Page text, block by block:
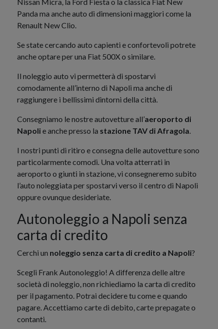
Panda ma anche auto di dimensioni maggiori come la
Renault New Clio.
Se state cercando auto capienti e confortevoli potrete
anche optare per una Fiat 500X o similare.
Il noleggio auto vi permetterà di spostarvi
comodamente all’interno di Napoli ma anche di
raggiungere i bellissimi dintorni della città.
Consegniamo le nostre autovetture all’aeroporto di
Napolie anche presso la stazione TAV di Afragola.
I nostri punti di ritiro e consegna delle autovetture sono
particolarmente comodi. Una volta atterrati in
aeroporto o giunti in stazione, vi consegneremo subito
l’auto noleggiata per spostarvi verso il centro di Napoli
oppure ovunque desideriate.
Autonoleggio a Napoli senza
carta di credito
Cerchi un noleggio senza carta di credito a Napoli?
Scegli Frank Autonoleggio! A differenza delle altre
società di noleggio, non richiediamo la carta di credito
per il pagamento. Potrai decidere tu come e quando
pagare. Accettiamo carte di debito, carte prepagate o
contanti.